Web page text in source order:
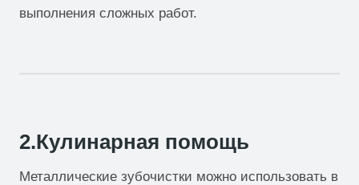
выполнения сложных работ.
2.Кулинарная помощь
Металлические зубочистки можно использовать в